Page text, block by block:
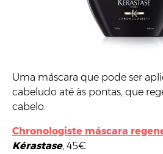
Uma máscara que pode ser
cabeludo até às pontas, que
cabelo.
Chronologiste máscara
Kérastase, 45€